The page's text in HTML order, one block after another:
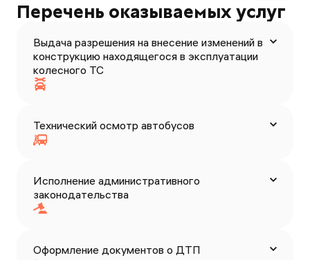
Перечень оказываемых услуг
Выдача разрешения на внесение изменений в
конструкцию находящегося в эксплуатации
колесного ТС
Технический осмотр автобусов
Исполнение административного
законодательства
Оформление документов о ДТП